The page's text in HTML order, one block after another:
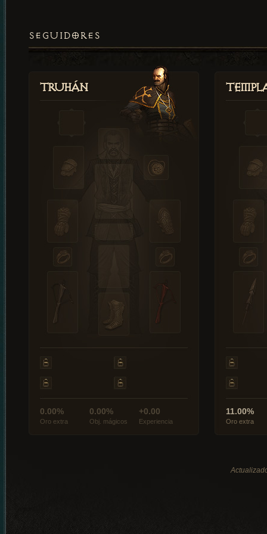
SEGUIDORES
Truhán
0.00%
Oro extra
0.00%
Obj. mágicos
+0.00
Experiencia
11.00%
Oro extra